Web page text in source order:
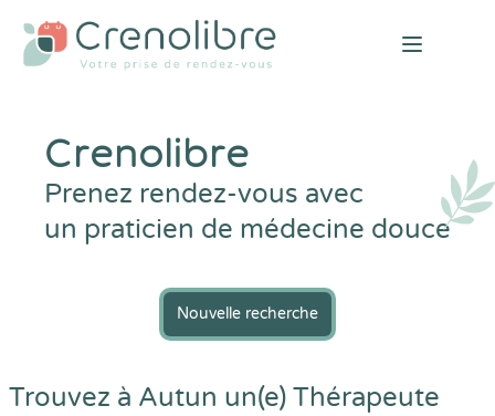
Open
Crenolibre
Prenez rendez-vous avec
un praticien de médecine douce
Nouvelle recherche
Trouvez à Autun un(e) Thérapeute